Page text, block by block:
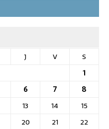
J V
S
1
6 7
8
13 14
15
20 21
22